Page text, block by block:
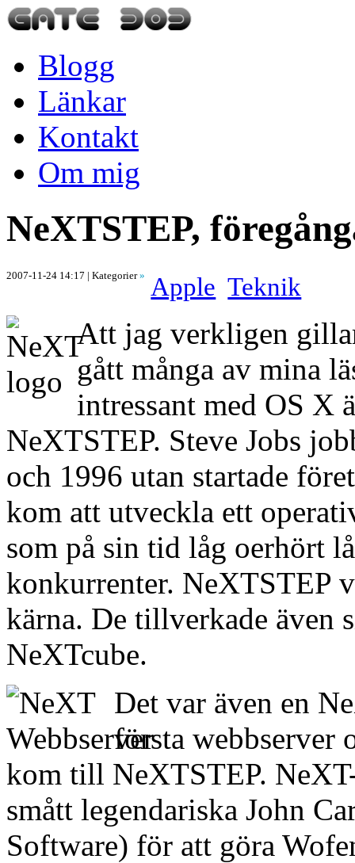
Blogg
Länkar
Kontakt
Om mig
NeXTSTEP,
2007-11-24 14:17 | Kategorier» Apple Teknik
Att jag verkligen
gått många av mina
intressant med OS X
NeXTSTEP. Steve Jobs
och 1996 utan startade
kom att utveckla ett
som på sin tid låg oerhört
konkurrenter. NeXTSTEP
kärna. De tillverkade även
NeXTcube.
Det var även en
första webbserver
kom till NeXTSTEP.
smått legendariska John
Software) för att göra